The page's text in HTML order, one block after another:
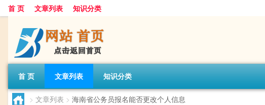
首 页 文章列表 知识分类
首 页 文章列表 知识分类
> 文章列表 > 海南省公务员报名能否更改个人信息